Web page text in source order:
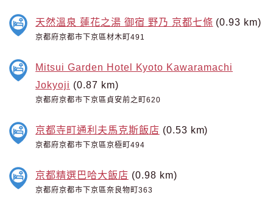
天然溫泉 蓮花之湯 御宿 野乃 京都七條 (0.93 km)
京都府京都市下京區材木町491
Mitsui Garden Hotel Kyoto Kawaramachi
Jokyoji (0.87 km)
京都府京都市下京區貞安前之町620
京都寺町通利夫馬克斯飯店 (0.53 km)
京都府京都市下京區京極町494
京都精選巴哈大飯店 (0.98 km)
京都府京都市下京區奈良物町363